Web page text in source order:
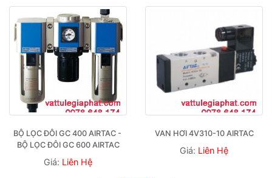
HỆ
BỘ LỌC ĐÔI GC 400 AIRTAC -
BỘ LỌC ĐÔI GC 600 AIRTAC
Giá: Liên Hệ
VAN HƠI 4V310-10 AIRTAC
Giá: Liên Hệ